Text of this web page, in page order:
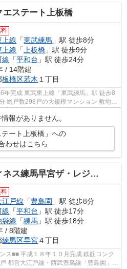
エステート上板橋
料
上線 「東武練馬 」駅 徒歩8分
上線 「 上板橋 」駅 徒歩9分
線 「平和台 」駅 徒歩24分
/ 14階建
板橋区若木 １丁目
数298戸の大規模マンション 敷地南
報がありません。
テート上板橋」への
わせはこちら
ス練馬早宮ザ・レジデンス
料
江戸線 「豊島園 」駅 徒歩8分
線 「平和台 」駅 徒歩17分
袋線 「練馬 」駅 徒歩18分
/ 8階建
練馬区早宮４丁目
鉄筋コンク
駅